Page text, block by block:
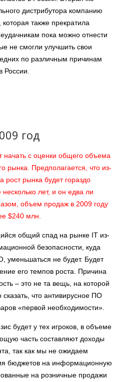
дистрибутора компанию
также прекратила
пока можно отнести
не смогли улучшить свои
по различным причинам
России.
год
начать с оценки общего объема
рынка. Предполагается, что из-
рост рынка будет гораздо
лет, и он едва ли
объем продаж в 2009 году
$240 млн.
общий спад на рынке IT из-
безопасности, куда
уменьшаться не будет. Будет
его темпов роста. Причина
– это не та вещь, на которой
что антивирусное ПО
«первой необходимости».
будет у тех игроков, в объеме
часть составляют доходы
так как мы не ожидаем
бюджетов на информационную
на розничные продажи